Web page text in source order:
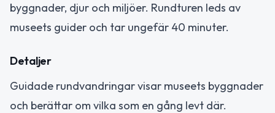
byggnader, djur och miljöer. Rundturen leds av
museets guider och tar ungefär 40 minuter.
Detaljer
Guidade rundvandringar visar museets byggnader
och berättar om vilka som en gång levt där.